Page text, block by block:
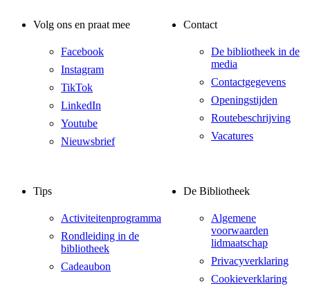
Volg ons en praat mee
Facebook
Instagram
TikTok
LinkedIn
Youtube
Nieuwsbrief
Contact
De bibliotheek in de
media
Contactgegevens
Openingstijden
Routebeschrijving
Vacatures
Tips
Activiteitenprogramma
Rondleiding in de
bibliotheek
Cadeaubon
De Bibliotheek
Algemene
voorwaarden
lidmaatschap
Privacyverklaring
Cookieverklaring